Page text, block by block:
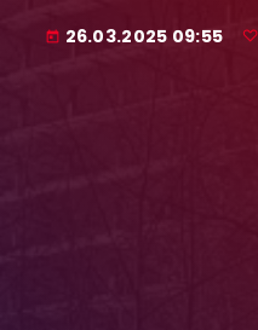
today 26.03.2025 09:55